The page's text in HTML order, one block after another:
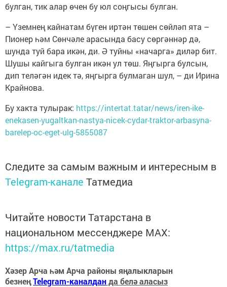
булган, тик алар өчен бу юл соңгысы булган.
– Үземнең кайнатам бүген иртән төшен сөйләп ята –
Пионер һәм Сөнчәле арасында басу сөргәннәр дә,
шунда туй бара икән, ди. Ә туйны «начарга» диләр бит.
Шушы кайгыга булган икән ул төш. Яңгырга булсын,
дип теләгән идек тә, яңгырга булмаган шул, – ди Ирина
Крайнова.
Бу хакта тулырак: https://intertat.tatar/news/iren-ike-
enekasen-yugaltkan-nastya-nicek-cydar-traktor-arbasyna-
barelep-oc-eget-ulg-5855087
Следите за самым важным и интересным в
Telegram-канале Татмедиа
Читайте новости Татарстана в
национальном мессенджере MАХ:
https://max.ru/tatmedia
Хәзер Арча һәм Арча районы яңалыкларын
безнеңTelegram-каналданда белә аласыз